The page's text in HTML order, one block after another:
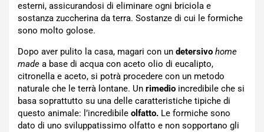
esterni, assicurandosi di eliminare ogni briciola e
sostanza zuccherina da terra. Sostanze di cui le formiche
sono molto golose.
Dopo aver pulito la casa, magari con un detersivo home
made a base di acqua con aceto olio di eucalipto,
citronella e aceto, si potrà procedere con un metodo
naturale che le terrà lontane. Un rimedio incredibile che si
basa soprattutto su una delle caratteristiche tipiche di
questo animale: l’incredibile olfatto. Le formiche sono
dato di uno sviluppatissimo olfatto e non sopportano gli